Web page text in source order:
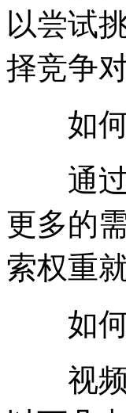
以尝试
择竞争
如何
通过
更多的
索权重
如何
视频